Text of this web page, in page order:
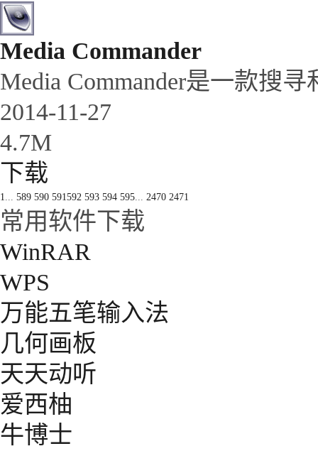
Media Commander
Media Commander是一款搜
2014-11-27
4.7M
下载
1... 589 590 591592 593 594 595... 2470 2471
常用软件下载
WinRAR
WPS
万能五笔输入法
几何画板
天天动听
爱西柚
牛博士